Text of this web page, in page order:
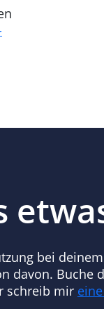
bei
davon. Buche
schreib mir